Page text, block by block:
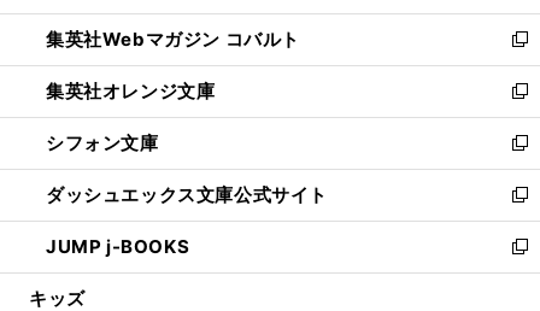
開
く
ウ
で
開
く
ン
ド
ウ
で
開
く
ウ
ィ
ン
ド
ウ
で
開
く
集英社Webマガジン コバルト
新
し
い
ウ
ィ
ン
ド
ウ
で
開
集英社オレンジ文庫
新
し
い
ウ
ィ
ン
ド
ウ
シフォン文庫
新
し
い
ウ
ィ
ン
ダッシュエックス文庫公式サイト
新
し
い
ウ
JUMP j-BOOKS
新
し
キッズ